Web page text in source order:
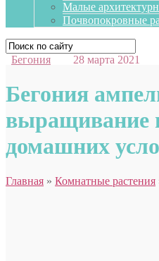
Малые
Почвопокровные
Бегония 28 марта 2021
Бегония
выращивание
домашних
Главная » Комнатные растения